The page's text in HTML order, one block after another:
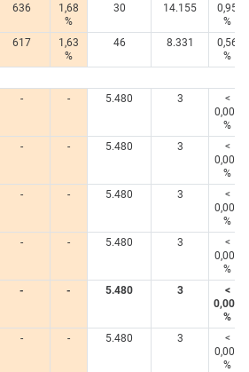
636
1,68
%
30 14.155
0,95
%
617
1,63
%
46 8.331
0,56
%
- - 5.480 3
<
0,005
%
- - 5.480 3
<
0,005
%
- - 5.480 3
<
0,005
%
- - 5.480 3
<
0,005
%
- - 5.480 3
<
0,005
%
- - 5.480 3
<
0,005
%